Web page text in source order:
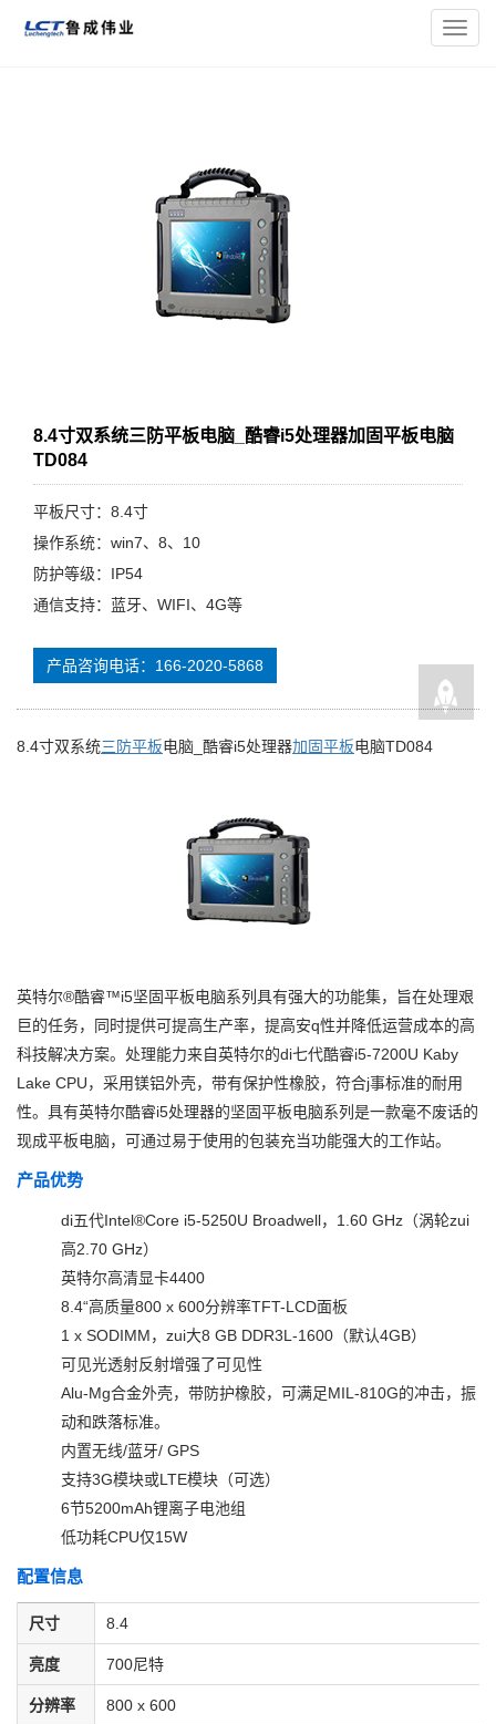
导
航
您的位置：主页
> 8.4寸
8.4寸双系统三防平板电脑_酷睿i5处理器加固平板电脑
TD084
平板尺寸：8.4寸
操作系统：win7、8、10
防护等级：IP54
通信支持：蓝牙、WIFI、4G等
产品咨询电话：166-2020-5868
8.4寸双系统三防平板电脑_酷睿i5处理器加固平板电脑TD084
英特尔®酷睿™i5坚固平板电脑系列具有强大的功能集，旨在处理艰
巨的任务，同时提供可提高生产率，提高安q性并降低运营成本的高
科技解决方案。处理能力来自英特尔的di七代酷睿i5-7200U Kaby
Lake CPU，采用镁铝外壳，带有保护性橡胶，符合j事标准的耐用
性。具有英特尔酷睿i5处理器的坚固平板电脑系列是一款毫不废话的
现成平板电脑，可通过易于使用的包装充当功能强大的工作站。
产品优势
di五代Intel®Core i5-5250U Broadwell，1.60 GHz（涡轮zui
高2.70 GHz）
英特尔高清显卡4400
8.4“高质量800 x 600分辨率TFT-LCD面板
1 x SODIMM，zui大8 GB DDR3L-1600（默认4GB）
可见光透射反射增强了可见性
Alu-Mg合金外壳，带防护橡胶，可满足MIL-810G的冲击，振
动和跌落标准。
内置无线/蓝牙/ GPS
支持3G模块或LTE模块（可选）
6节5200mAh锂离子电池组
低功耗CPU仅15W
配置信息
尺寸 8.4
亮度 700尼特
分辨率 800 x 600